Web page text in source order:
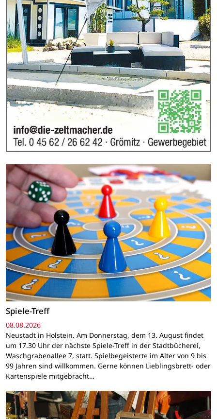
Spiele-Treff
08.08.2026
Neustadt in Holstein. Am Donnerstag, dem 13. August findet
um 17.30 Uhr der nächste Spiele-Treff in der Stadtbücherei,
Waschgrabenallee 7, statt. Spielbegeisterte im Alter von 9 bis
99 Jahren sind willkommen. Gerne können Lieblingsbrett- oder
Kartenspiele mitgebracht…